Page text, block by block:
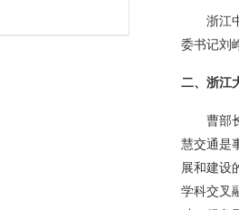
浙江
委书记刘
二、浙江
曹部
慧交通是
展和建设
学科交叉